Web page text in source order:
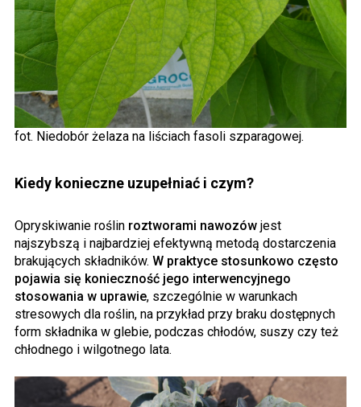
fot. Niedobór żelaza na liściach fasoli szparagowej.
Kiedy konieczne uzupełniać i czym?
Opryskiwanie roślin roztworami nawozów jest
najszybszą i najbardziej efektywną metodą dostarczenia
brakujących składników. W praktyce stosunkowo często
pojawia się konieczność jego interwencyjnego
stosowania w uprawie, szczególnie w warunkach
stresowych dla roślin, na przykład przy braku dostępnych
form składnika w glebie, podczas chłodów, suszy czy też
chłodnego i wilgotnego lata.